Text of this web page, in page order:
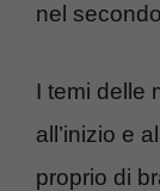
nel
I temi delle
all’inizio e
proprio di